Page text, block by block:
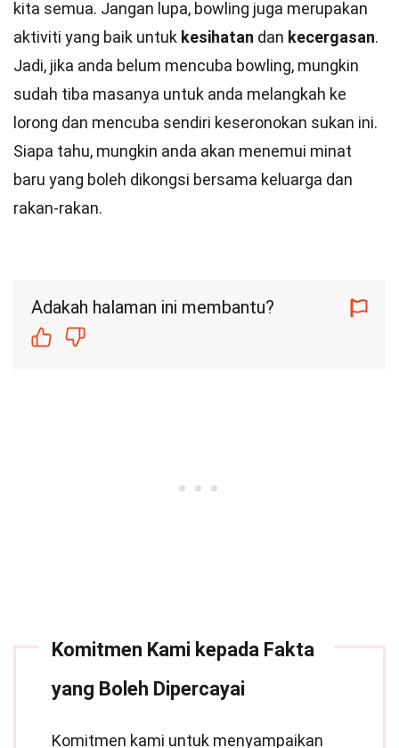
kita semua. Jangan lupa, bowling juga merupakan
aktiviti yang baik untuk kesihatan dan kecergasan.
Jadi, jika anda belum mencuba bowling, mungkin
sudah tiba masanya untuk anda melangkah ke
lorong dan mencuba sendiri keseronokan sukan ini.
Siapa tahu, mungkin anda akan menemui minat
baru yang boleh dikongsi bersama keluarga dan
rakan-rakan.
Adakah halaman ini membantu?
Komitmen Kami kepada Fakta
yang Boleh Dipercayai
Komitmen kami untuk menyampaikan